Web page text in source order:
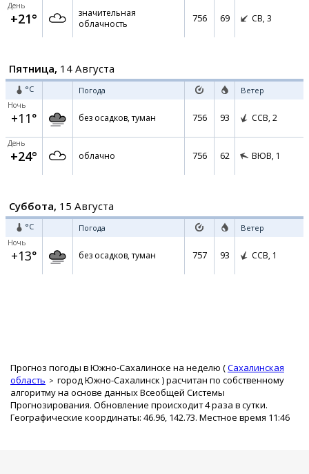
День
+21°
значительная
облачность
756 69 СВ, 3
Пятница, 14 Августа
°C Погода Ветер
Ночь
+11° без осадков, туман 756 93 ССВ, 2
День
+24° облачно 756 62 ВЮВ, 1
Суббота, 15 Августа
°C Погода Ветер
Ночь
+13° без осадков, туман 757 93 ССВ, 1
Прогноз погоды в Южно-Сахалинске на неделю (Сахалинская
область
город Южно-Сахалинск ) расчитан по собственному
алгоритму на основе данных Всеобщей Системы
Прогнозирования. Обновление происходит 4 раза в сутки.
Географические координаты: 46.96, 142.73. Местное время 11:46